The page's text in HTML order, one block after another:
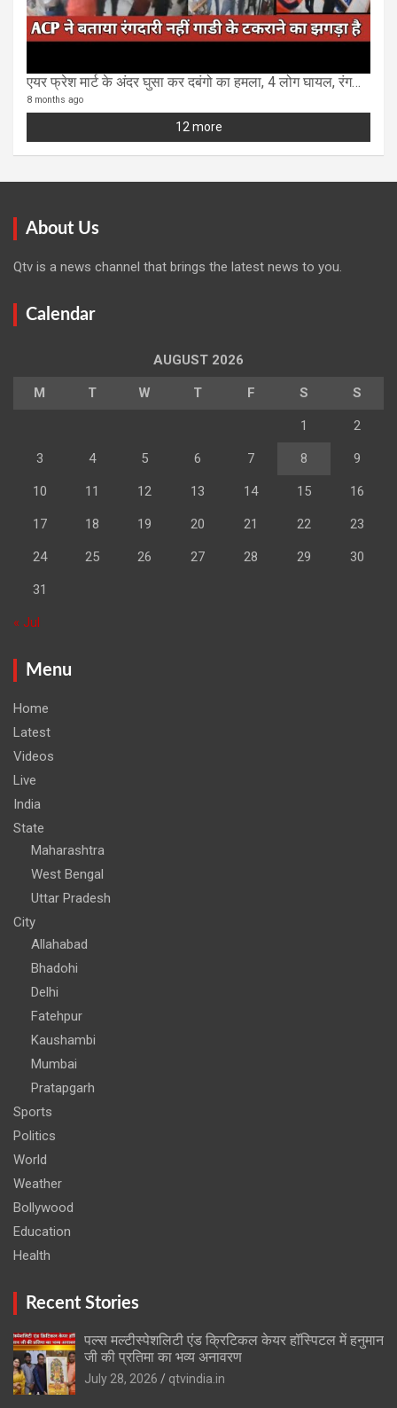
एयर फ्रेश मार्ट के अंदर घुसा कर दबंगो का हमला, 4 लोग घायल, रंगदारी का आरोप
8 months ago
12 more
About Us
Qtv is a news channel that brings the latest news to you.
Calendar
AUGUST 2026
M T W T F S S
1 2
3 4 5 6 7 8 9
10 11 12 13 14 15 16
17 18 19 20 21 22 23
24 25 26 27 28 29 30
31
« Jul
Menu
Home
Latest
Videos
Live
India
State
Maharashtra
West Bengal
Uttar Pradesh
City
Allahabad
Bhadohi
Delhi
Fatehpur
Kaushambi
Mumbai
Pratapgarh
Sports
Politics
World
Weather
Bollywood
Education
Health
Recent Stories
पल्स मल्टीस्पेशलिटी एंड क्रिटिकल केयर हॉस्पिटल में हनुमान
जी की प्रतिमा का भव्य अनावरण
July 28, 2026
qtvindia.in